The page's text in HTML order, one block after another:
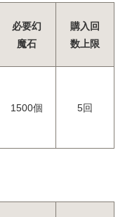
必要幻
魔石
購入回
数上限
1500個 5回